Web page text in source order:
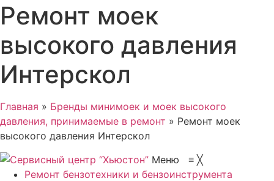
Ремонт моек
высокого давления
Интерскол
Главная » Бренды минимоек и моек высокого
давления, принимаемые в ремонт » Ремонт моек
высокого давления Интерскол
Меню ≡ ╳
Ремонт бензотехники и бензоинструмента